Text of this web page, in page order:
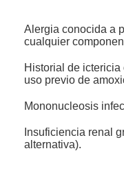
Alergia conocida a
cualquier
Historial de ictericia
uso previo de
Mononucleosis
Insuficiencia renal
alternativa).